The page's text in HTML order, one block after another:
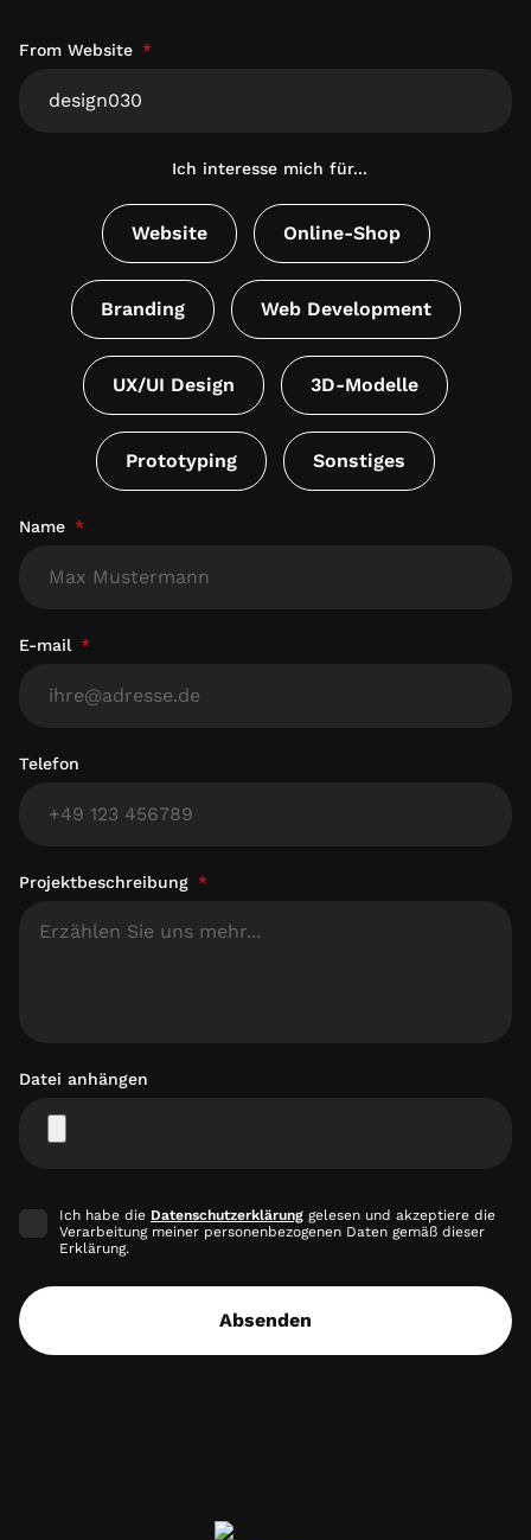
From Website
Ich interesse mich für...
Website Online-Shop
Branding Web Development
UX/UI Design 3D-Modelle
Prototyping Sonstiges
Name
E-mail
Telefon
Projektbeschreibung
Datei anhängen
Ich habe die Datenschutzerklärung gelesen und akzeptiere die
Verarbeitung meiner personenbezogenen Daten gemäß dieser
Erklärung.
Absenden
design030